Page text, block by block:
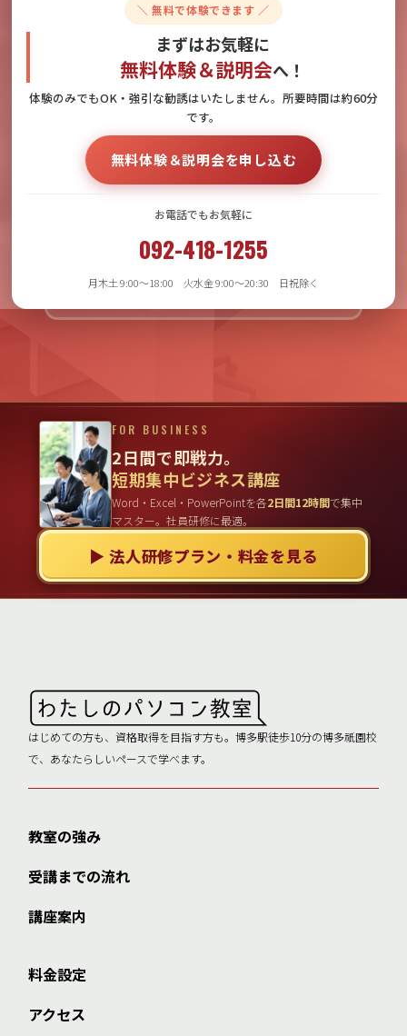
＼ 無料で体験できます ／
まずはお気軽に
無料体験＆説明会へ！
体験のみでもOK・強引な勧誘はいたしません。所要時間は約60分
です。
無料体験＆説明会を申し込む
お電話でもお気軽に
092-418-1255
月木土 9:00〜18:00 火水金 9:00〜20:30 日祝除く
無料体験＆説明会のお申し込みはこちら
お電話でのお問い合わせ
無料体験＆説明会へのお申し込み
092-418-1255
火水金 9:00〜20:30
日祝日除く
FOR BUSINESS
2日間で即戦力。
短期集中ビジネス講座
Word・Excel・PowerPointを各2日間12時間で集中
マスター。社員研修に最適。
▶ 法人研修プラン・料金を見る
はじめての方も、資格取得を目指す方も。博多駅徒歩10分の博多祇園校
で、あなたらしいペースで学べます。
教室の強み
受講までの流れ
講座案内
料金設定
アクセス